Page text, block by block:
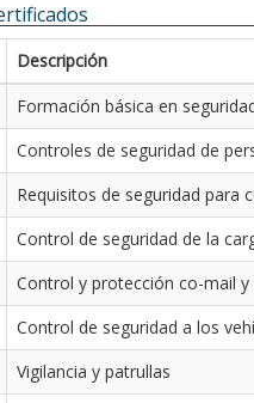
Descripción
Formación básica en
Controles de seguridad de
Requisitos de seguridad para
Control de seguridad de la
Control y protección co-mail
Control de seguridad a los
Vigilancia y patrullas